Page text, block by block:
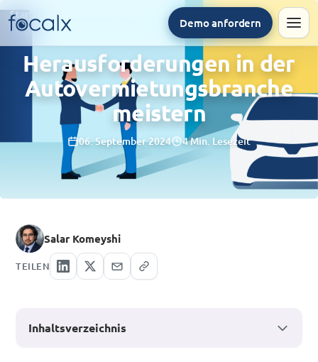
Demo anfordern
Startseite /
Herausforderungen in der
Autovermietungsbranche
meistern
06. September 2024 4 Min. Lesezeit
Salar Komeyshi
TEILEN
Inhaltsverzeichnis